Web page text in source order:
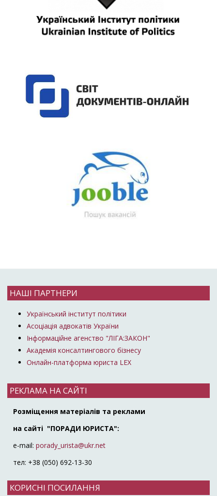
НАШІ ПАРТНЕРИ
Український інститут політики
Асоціація адвокатів України
Інформаційне агенство "ЛІГА:ЗАКОН"
Академія консалтингового бізнесу
Онлайн-платформа юриста LEX
РЕКЛАМА НА САЙТІ
Розміщення матеріалів та реклами
на сайті "ПОРАДИ ЮРИСТА":
e-mail: porady_urista@ukr.net
тел: +38 (050) 692-13-30
КОРИСНІ ПОСИЛАННЯ